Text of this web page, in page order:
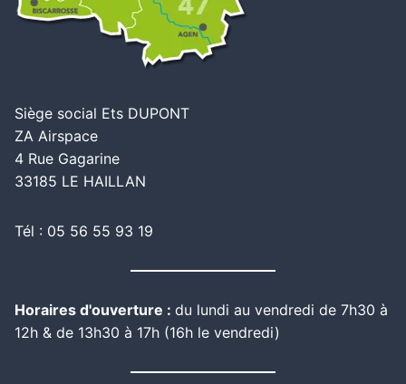
Siège social Ets DUPONT
ZA Airspace
4 Rue Gagarine
33185 LE HAILLAN
Tél : 05 56 55 93 19
Horaires d'ouverture : du lundi au vendredi de 7h30 à
12h & de 13h30 à 17h (16h le vendredi)